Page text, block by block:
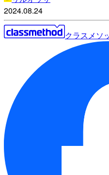
2024.08.24
クラスメソ